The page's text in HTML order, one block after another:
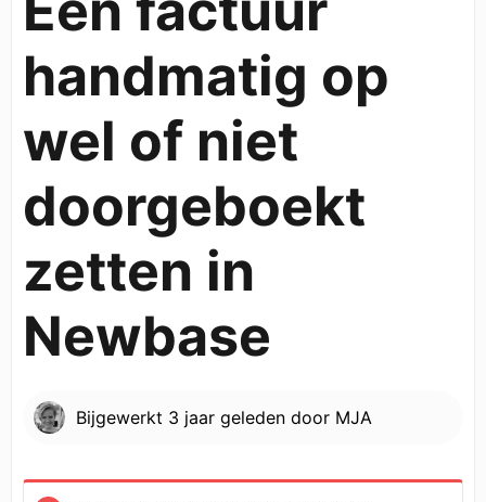
handmatig op
wel of niet
doorgeboekt
zetten in
Newbase
Bijgewerkt 3 jaar geleden door MJA